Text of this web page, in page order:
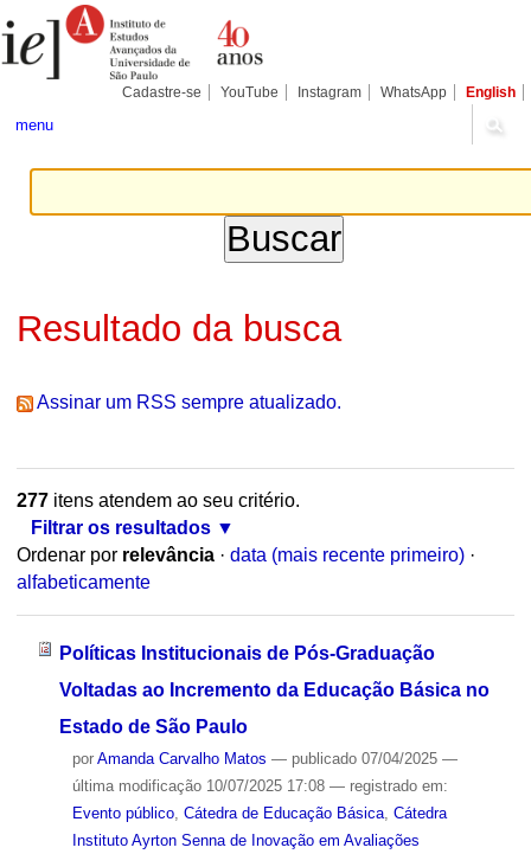
para
conteúdo.
Pessoais
Cadastre-se YouTube Instagram WhatsApp English
menu
Resultado da busca
Assinar um RSS sempre atualizado.
277itens atendem ao seu critério.
Filtrar os resultados
Ordenar por relevância · data (mais recente primeiro) ·
alfabeticamente
Políticas Institucionais de Pós-Graduação
Voltadas ao Incremento da Educação Básica no
Estado de São Paulo
por Amanda Carvalho Matos — publicado07/04/2025 —
última modificação10/07/2025 17:08 — registrado em:
Evento público, Cátedra de Educação Básica, Cátedra
Instituto Ayrton Senna de Inovação em Avaliações